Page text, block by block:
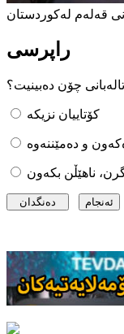
قەلەم لەکوردستان
راپرسی
چۆن دەبینیت؟
کۆتاییان نزیکە
و دەمێننەوە
ناهێڵن بکەون